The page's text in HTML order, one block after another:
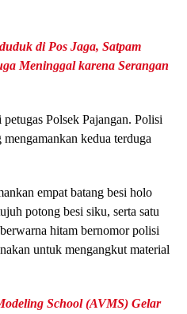
di Pos Jaga, Satpam
Meninggal karena Serangan
Polsek Pajangan. Polisi
kedua terduga
empat batang besi holo
potong besi siku, serta satu
hitam bernomor polisi
untuk mengangkut material
School (AVMS) Gelar